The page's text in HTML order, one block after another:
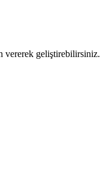
vererek geliştirebilirsiniz.